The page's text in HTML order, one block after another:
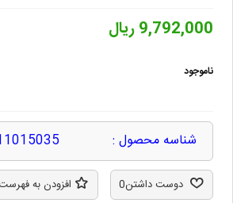
9,792,000 ریال
ناموجود
شناسه محصول :
دوست داشتن0 افزودن به